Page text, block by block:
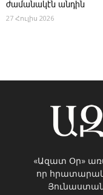
ժամանակէն անդին
27 Հուլիս 2026
«Ազատ Օր»
որ